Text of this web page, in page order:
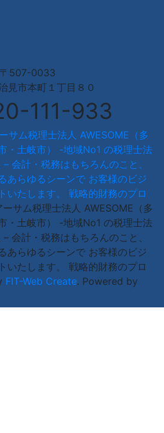
〒507-0033
見市本町１丁目８０
111-933
サム税理士法人 AWESOME（多
・土岐市） -地域No1 の税理士法
会計・税務はもちろんのこと、
あらゆるシーンで お客様のビジ
いたします。 戦略的財務のプロ
ーサム税理士法人 AWESOME（多
・土岐市） -地域No1 の税理士法
会計・税務はもちろんのこと、
あらゆるシーンで お客様のビジ
いたします。 戦略的財務のプロ
FIT-Web Create. Powered by